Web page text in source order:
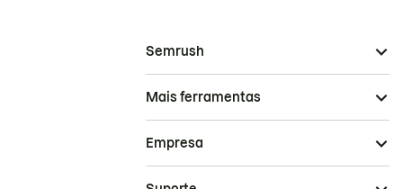
Semrush
Mais ferramentas
Empresa